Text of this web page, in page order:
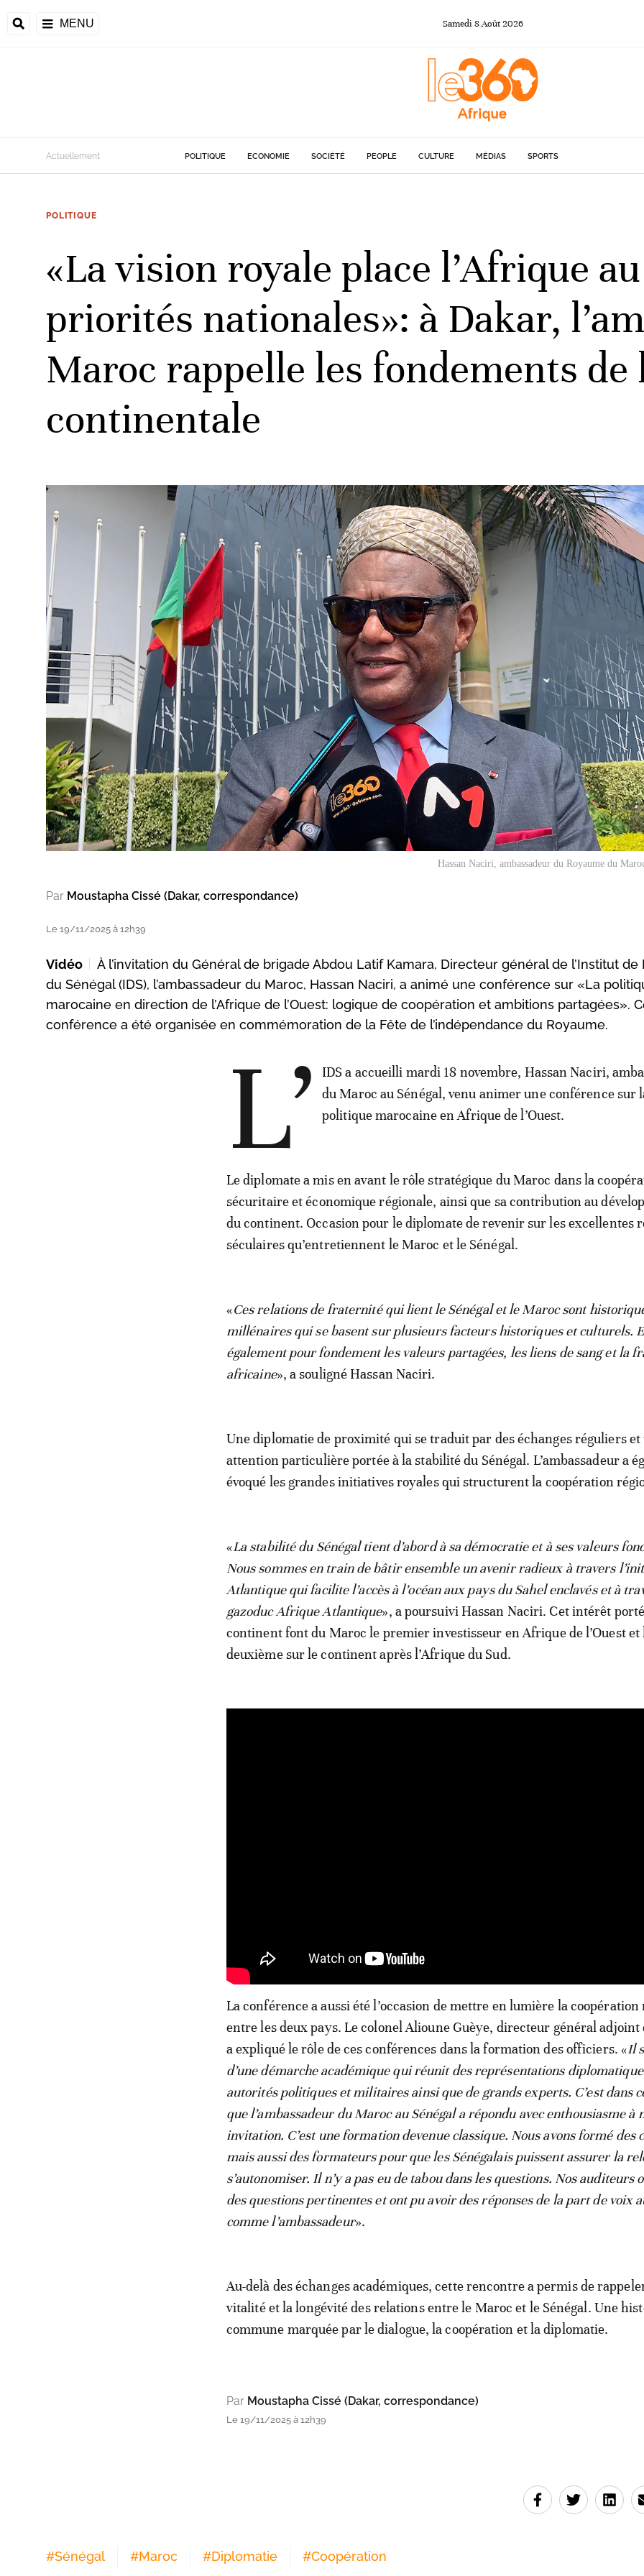
MENU Samedi 8Août2026
Actuellement POLITIQUE ECONOMIE SOCIÉTÉ PEOPLE CULTURE MÉDIAS SPORTS
POLITIQUE
«La vision royale place l’Afrique
priorités nationales»: à Dakar,
Maroc rappelle les fondements de
continentale
Hassan Naciri, ambassadeur du Royaume du
Par Moustapha Cissé (Dakar, correspondance)
Le 19/11/2025 à 12h39
Vidéo
À l’invitation du Général de brigade Abdou Latif Kamara, Directeur général de l’Institut de
du Sénégal (IDS), l’ambassadeur du Maroc, Hassan Naciri, a animé une conférence sur «La
marocaine en direction de l’Afrique de l’Ouest: logique de coopération et ambitions partagées».
conférence a été organisée en commémoration de la Fête de l’indépendance du Royaume.
L’
IDS a accueilli mardi 18 novembre, Hassan Naciri,
du Maroc au Sénégal, venu animer une conférence sur
politique marocaine en Afrique de l’Ouest.
Le diplomate a mis en avant le rôle stratégique du Maroc dans la
sécuritaire et économique régionale, ainsi que sa contribution au
du continent. Occasion pour le diplomate de revenir sur les excellentes
séculaires qu’entretiennent le Maroc et le Sénégal.
«Ces relations de fraternité qui lient le Sénégal et le Maroc sont
millénaires qui se basent sur plusieurs facteurs historiques et culturels.
également pour fondement les valeurs partagées, les liens de sang et la
africaine», a souligné Hassan Naciri.
Une diplomatie de proximité qui se traduit par des échanges réguliers et
attention particulière portée à la stabilité du Sénégal. L’ambassadeur a
évoqué les grandes initiatives royales qui structurent la coopération
«La stabilité du Sénégal tient d’abord à sa démocratie et à ses valeurs
Nous sommes en train de bâtir ensemble un avenir radieux à travers
Atlantique qui facilite l’accès à l’océan aux pays du Sahel enclavés et à
gazoduc Afrique Atlantique», a poursuivi Hassan Naciri. Cet intérêt
continent font du Maroc le premier investisseur en Afrique de l’Ouest et
deuxième sur le continent après l’Afrique du Sud.
La conférence a aussi été l’occasion de mettre en lumière la
entre les deux pays. Le colonel Alioune Guèye, directeur général adjoint
a expliqué le rôle de ces conférences dans la formation des officiers. «Il
d’une démarche académique qui réunit des représentations
autorités politiques et militaires ainsi que de grands experts. C’est dans
que l’ambassadeur du Maroc au Sénégal a répondu avec enthousiasme à
invitation. C’est une formation devenue classique. Nous avons formé des
mais aussi des formateurs pour que les Sénégalais puissent assurer la
s’autonomiser. Il n’y a pas eu de tabou dans les questions. Nos auditeurs
des questions pertinentes et ont pu avoir des réponses de la part de voix
comme l’ambassadeur».
Au-delà des échanges académiques, cette rencontre a permis de
vitalité et la longévité des relations entre le Maroc et le Sénégal. Une
commune marquée par le dialogue, la coopération et la diplomatie.
Par Moustapha Cissé (Dakar, correspondance)
Le 19/11/2025 à 12h39
#Sénégal #Maroc #Diplomatie #Coopération